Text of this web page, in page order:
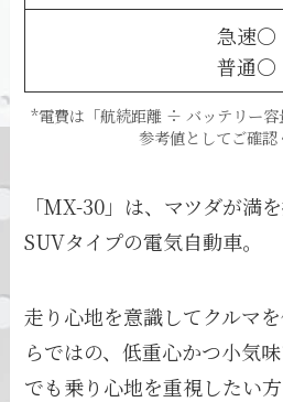
急速〇
普通〇
*電費は「航続距離 ÷ バッテリー容
参考値としてご確認
「MX-30」は、マツダが満
SUVタイプの電気自動車。
走り心地を意識してクルマ
らではの、低重心かつ小気
でも乗り心地を重視したい方